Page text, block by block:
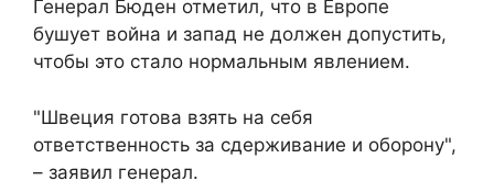
Генерал Бюден отметил, что в Европе
бушует война и запад не должен допустить,
чтобы это стало нормальным явлением.
"Швеция готова взять на себя
ответственность за сдерживание и оборону",
– заявил генерал.